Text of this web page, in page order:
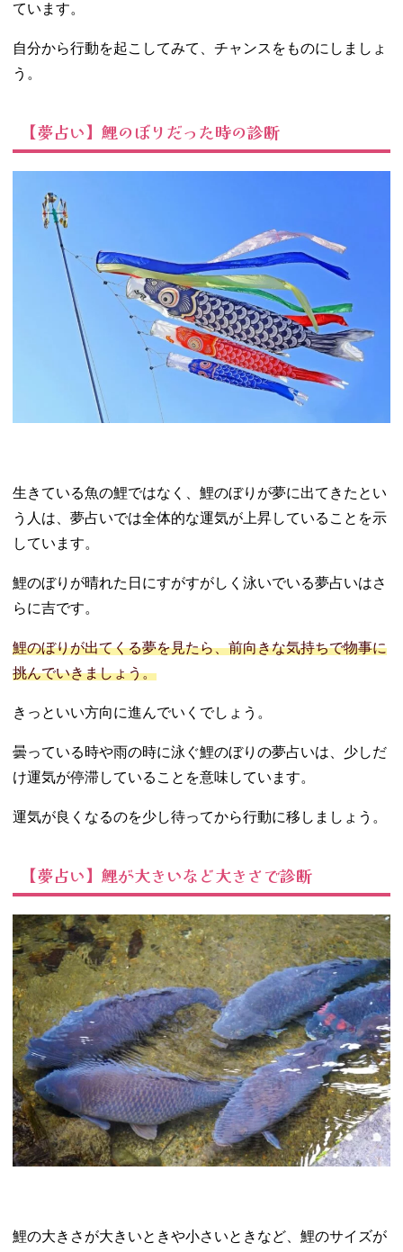
ています。
自分から行動を起こしてみて、チャンスをものにしましょ
う。
【夢占い】鯉のぼりだった時の診断
生きている魚の鯉ではなく、鯉のぼりが夢に出てきたとい
う人は、夢占いでは全体的な運気が上昇していることを示
しています。
鯉のぼりが晴れた日にすがすがしく泳いでいる夢占いはさ
らに吉です。
鯉のぼりが出てくる夢を見たら、前向きな気持ちで物事に
挑んでいきましょう。
きっといい方向に進んでいくでしょう。
曇っている時や雨の時に泳ぐ鯉のぼりの夢占いは、少しだ
け運気が停滞していることを意味しています。
運気が良くなるのを少し待ってから行動に移しましょう。
【夢占い】鯉が大きいなど大きさで診断
鯉の大きさが大きいときや小さいときなど、鯉のサイズが